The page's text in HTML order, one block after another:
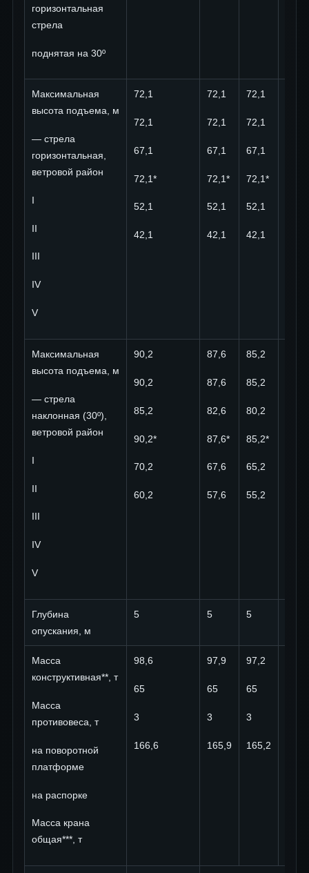
горизонтальная
стрела
поднятая на 30º
Максимальная
высота подъема, м
— стрела
горизонтальная,
ветровой район
I
II
III
IV
V
72,1
72,1
67,1
72,1*
52,1
42,1
72,1
72,1
67,1
72,1*
52,1
42,1
72,1
72,1
67,1
72,1*
52,1
42,1
Максимальная
высота подъема, м
— стрела
наклонная (30º),
ветровой район
I
II
III
IV
V
90,2
90,2
85,2
90,2*
70,2
60,2
87,6
87,6
82,6
87,6*
67,6
57,6
85,2
85,2
80,2
85,2*
65,2
55,2
Глубина
опускания, м
5 5 5
Масса
конструктивная**, т
Масса
противовеса, т
на поворотной
платформе
на распорке
Масса крана
общая***, т
98,6
65
3
166,6
97,9
65
3
165,9
97,2
65
3
165,2